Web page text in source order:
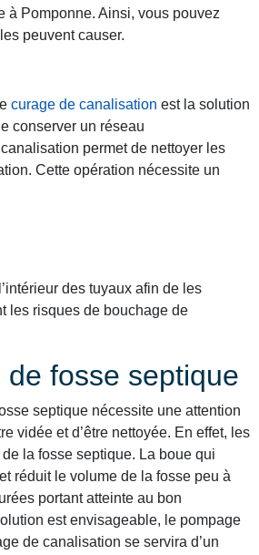
à Pomponne. Ainsi, vous pouvez
peuvent causer.
curage de canalisation est la solution
conserver un réseau
permet de nettoyer les
Cette opération nécessite un
des tuyaux afin de les
les risques de bouchage de
fosse septique
septique nécessite une attention
vidée et d’être nettoyée. En effet, les
la fosse septique. La boue qui
réduit le volume de la fosse peu à
portant atteinte au bon
est envisageable, le pompage
de canalisation se servira d’un